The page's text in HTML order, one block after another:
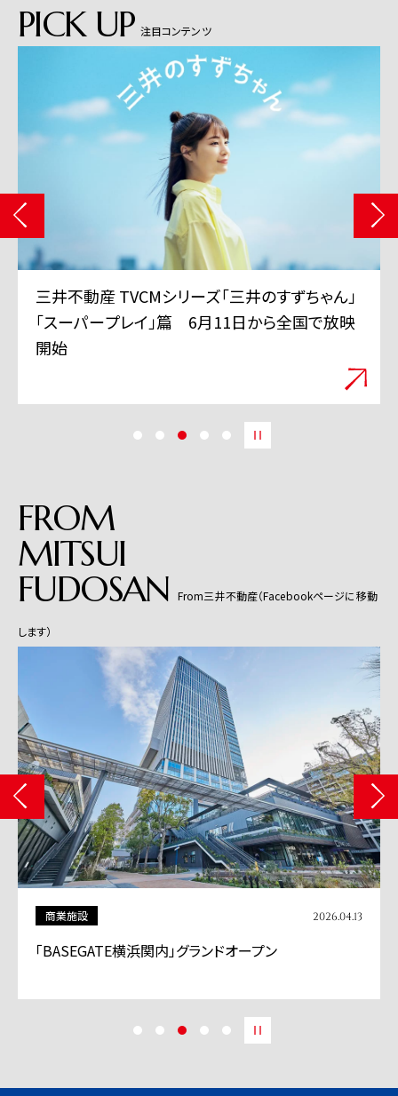
PICK UP 注目コンテンツ
三井不動産 TVCMシリーズ「三井のすずちゃん」
「スーパープレイ」篇 6月11日から全国で放映
開始
FROM
MITSUI
FUDOSAN From三井不動産（Facebookページに移動
します）
商業施設 2026.04.13
「BASEGATE横浜関内」グランドオープン